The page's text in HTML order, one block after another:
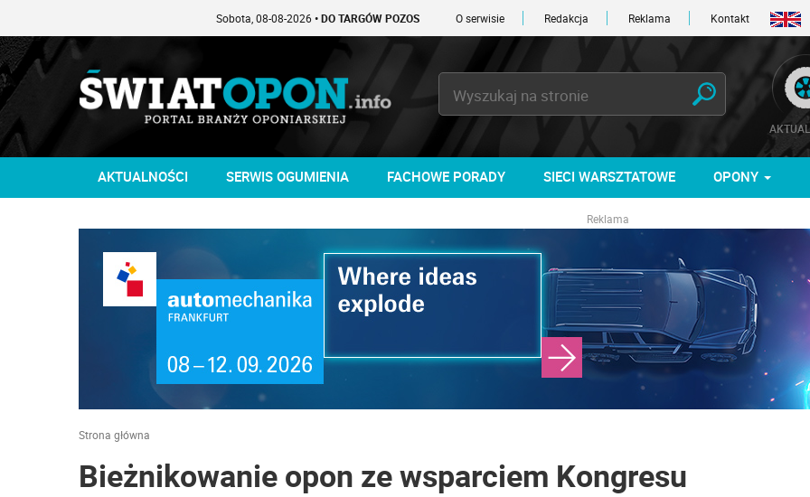
Sobota, 08-08-2026• DO TARGÓW POZOSTAŁO -1 DNI O serwisie Redakcja Reklama Kontakt
AKTUALNOŚCI SERWIS OGUMIENIA FACHOWE PORADY SIECI WARSZTATOWE OPONY
Reklama
Strona główna
Bieżnikowanie opon ze wsparciem Kongresu